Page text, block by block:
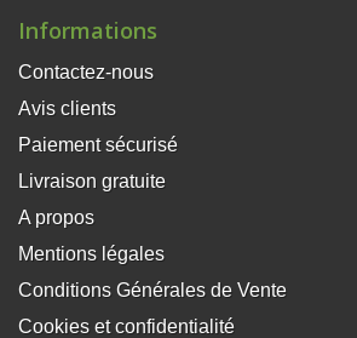
Informations
Contactez-nous
Avis clients
Paiement sécurisé
Livraison gratuite
A propos
Mentions légales
Conditions Générales de Vente
Cookies et confidentialité